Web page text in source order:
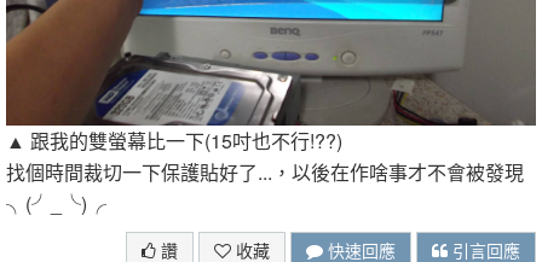
▲ 跟我的雙螢幕比一下(15吋也不行!??)
找個時間裁切一下保護貼好了...，以後在作啥事才不會被發現
╮(╯_╰)╭
讚 收藏 快速回應 引言回應